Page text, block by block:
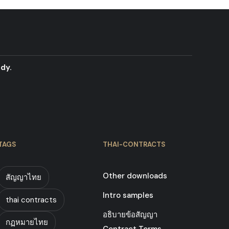
สัญญาไทย
thai contracts
กฏหมายไทย
THAI-CONTRACTS
Other downloads
Intro samples
อธิบายข้อสัญญา